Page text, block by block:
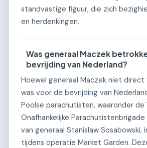
standvastige figuur, die zich
en herdenkingen.
Was generaal Maczek
bevrijding van Nederland?
Hoewel generaal Maczek niet
was voor de bevrijding van
Poolse parachutisten, waaronder de
Onafhankelijke
van generaal Stanislaw Sosabowski,
tijdens operatie Market Garden.